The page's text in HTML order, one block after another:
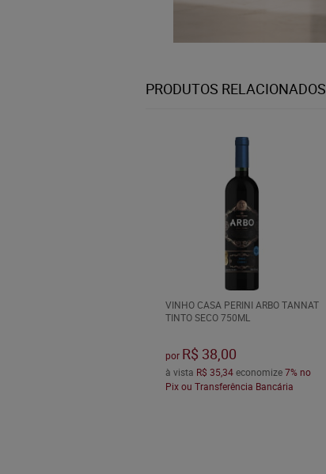
PRODUTOS RELACIONADOS
VINHO CASA PERINI ARBO TANNAT
TINTO SECO 750ML
por R$ 38,00
à vista R$ 35,34economize7% no
Pix ou Transferência Bancária